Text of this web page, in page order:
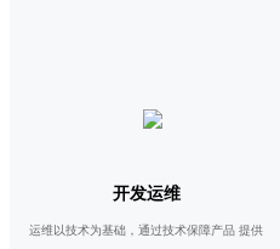
开发运维
运维以技术为基础，通过技术保障产品 提供